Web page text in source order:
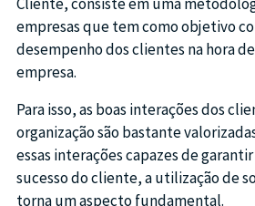
empresas que tem como objetivo
desempenho dos clientes na hora
empresa.
Para isso, as boas interações dos
organização são bastante
essas interações capazes de
sucesso do cliente, a utilização de
torna um aspecto fundamental.